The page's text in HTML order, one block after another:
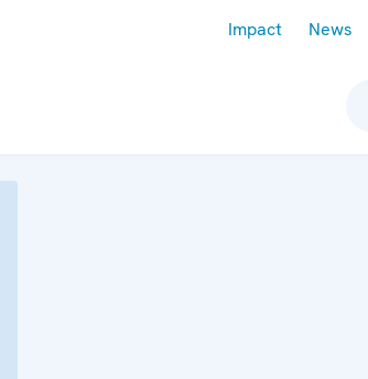
Impact News